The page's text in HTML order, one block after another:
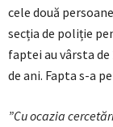
cele două
secția de poliție
faptei au vârsta de
de ani. Fapta s-a
”Cu ocazia